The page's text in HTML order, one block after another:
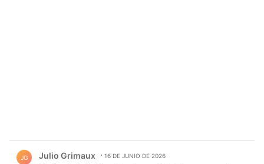
JG Julio Grimaux 16 DE JUNIO DE 2026